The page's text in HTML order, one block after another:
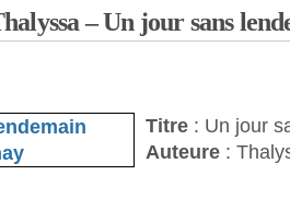
– Un jour sans
Titre : Un jour
Auteure :